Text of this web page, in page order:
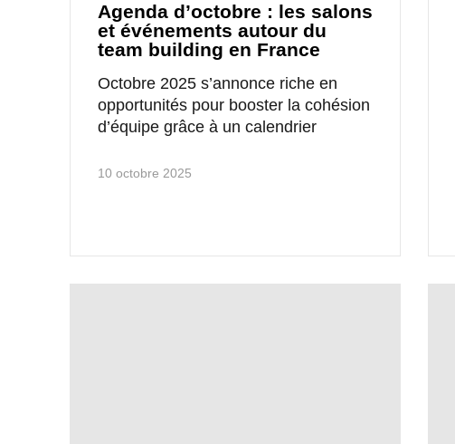
Agenda d’octobre : les salons
et événements autour du
team building en France
Octobre 2025 s’annonce riche en
opportunités pour booster la cohésion
d’équipe grâce à un calendrier
10 octobre 2025